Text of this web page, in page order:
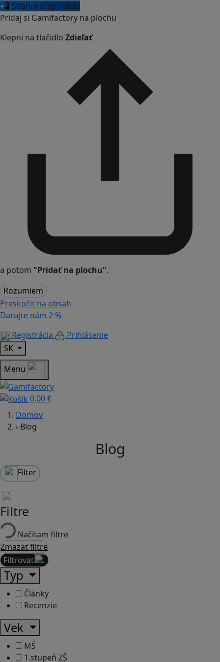
📲 Stiahni si aplikáciu
Pridaj si Gamifactory na plochu
Klepni na tlačidlo Zdieľať
a potom "Pridať na plochu".
Rozumiem
Preskočiť na obsah
Darujte nám 2 %
Registrácia
Prihlásenie
SK
Menu
0,00 €
Domov
› Blog
Blog
Filter
Filtre
Načítam filtre
Zmazať filtre
Filtrovať
Typ
Články
Recenzie
Vek
MŠ
1.stupeň ZŠ